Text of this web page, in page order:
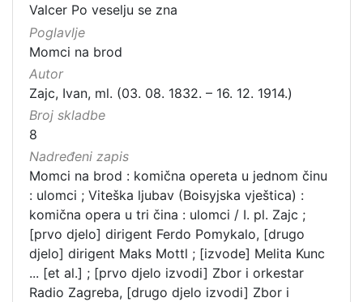
Valcer Po veselju se zna
Poglavlje
Momci na brod
Autor
Zajc, Ivan, ml. (03. 08. 1832. – 16. 12. 1914.)
Broj skladbe
8
Nadređeni zapis
Momci na brod : komična opereta u jednom činu
: ulomci ; Viteška ljubav (Boisyjska vještica) :
komična opera u tri čina : ulomci / I. pl. Zajc ;
[prvo djelo] dirigent Ferdo Pomykalo, [drugo
djelo] dirigent Maks Mottl ; [izvode] Melita Kunc
... [et al.] ; [prvo djelo izvodi] Zbor i orkestar
Radio Zagreba, [drugo djelo izvodi] Zbor i